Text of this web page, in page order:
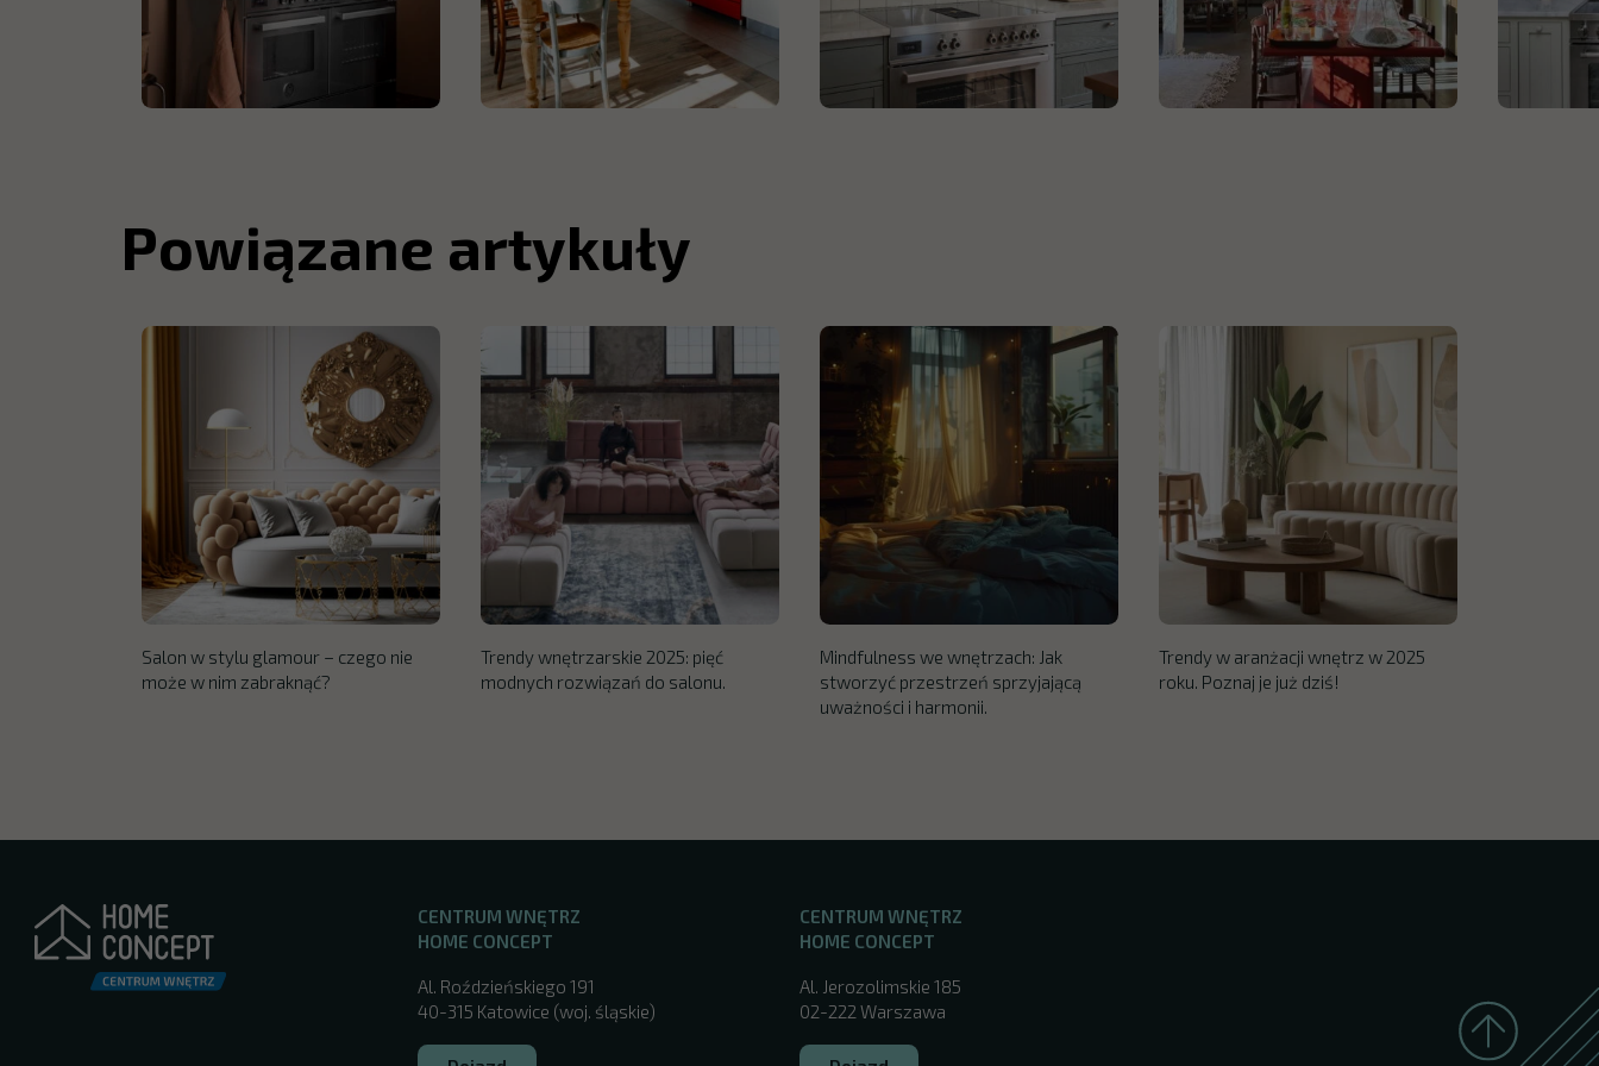
Powiązane artykuły
Salon w stylu glamour – czego nie
może w nim zabraknąć?
Trendy wnętrzarskie 2025: pięć
modnych rozwiązań do salonu.
Mindfulness we wnętrzach: Jak
stworzyć przestrzeń sprzyjającą
uważności i harmonii.
Trendy w aranżacji wnętrz w 2025
roku. Poznaj je już dziś!
CENTRUM WNĘTRZ
HOME CONCEPT
Al. Roździeńskiego 191
40-315 Katowice (woj. śląskie)
CENTRUM WNĘTRZ
HOME CONCEPT
Al. Jerozolimskie 185
02-222 Warszawa